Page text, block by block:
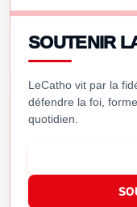
SOUTENIR
LeCatho vit par la
défendre la foi,
quotidien.